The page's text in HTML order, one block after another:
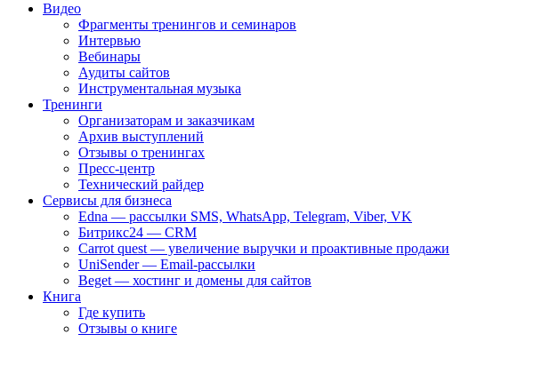
Видео
Фрагменты тренингов и семинаров
Интервью
Вебинары
Аудиты сайтов
Инструментальная музыка
Тренинги
Организаторам и заказчикам
Архив выступлений
Отзывы о тренингах
Пресс-центр
Технический райдер
Сервисы для бизнеса
Edna — рассылки SMS, WhatsApp, Telegram, Viber, VK
Битрикс24 — CRM
Carrot quest — увеличение выручки и проактивные продажи
UniSender — Email-рассылки
Beget — хостинг и домены для сайтов
Книга
Где купить
Отзывы о книге